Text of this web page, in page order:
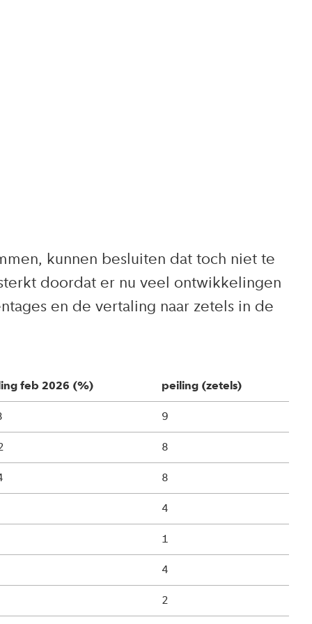
kunnen besluiten dat toch niet te
doordat er nu veel ontwikkelingen
en de vertaling naar zetels in de
feb 2026 (%) peiling (zetels)
9
8
8
4
1
4
2